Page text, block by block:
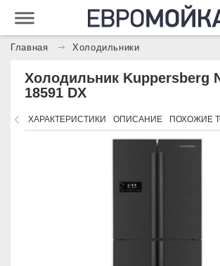
Главная Холодильники
Холодильник Kuppersberg
18591 DX
ХАРАКТЕРИСТИКИ ОПИСАНИЕ ПОХОЖИЕ